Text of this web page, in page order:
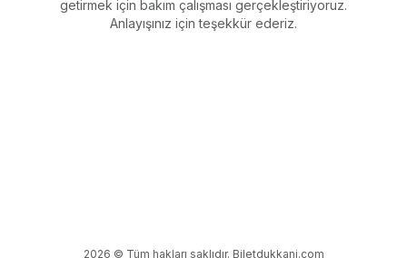
getirmek için bakım çalışması gerçekleştiriyoruz.
Anlayışınız için teşekkür ederiz.
2026 © Tüm hakları saklıdır. Biletdukkani.com